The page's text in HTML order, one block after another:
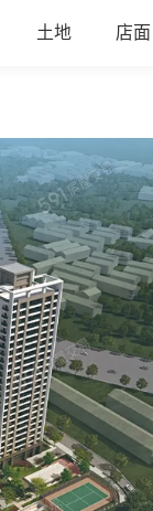
土地 店面